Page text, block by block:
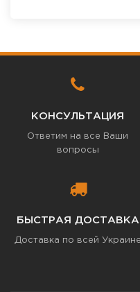
КОНСУЛЬТАЦИЯ
Ответим на все Ваши
вопросы
БЫСТРАЯ ДОСТАВКА
Доставка по всей Украине